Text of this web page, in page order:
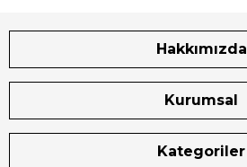
Hakkımızda
Kurumsal
Kategoriler